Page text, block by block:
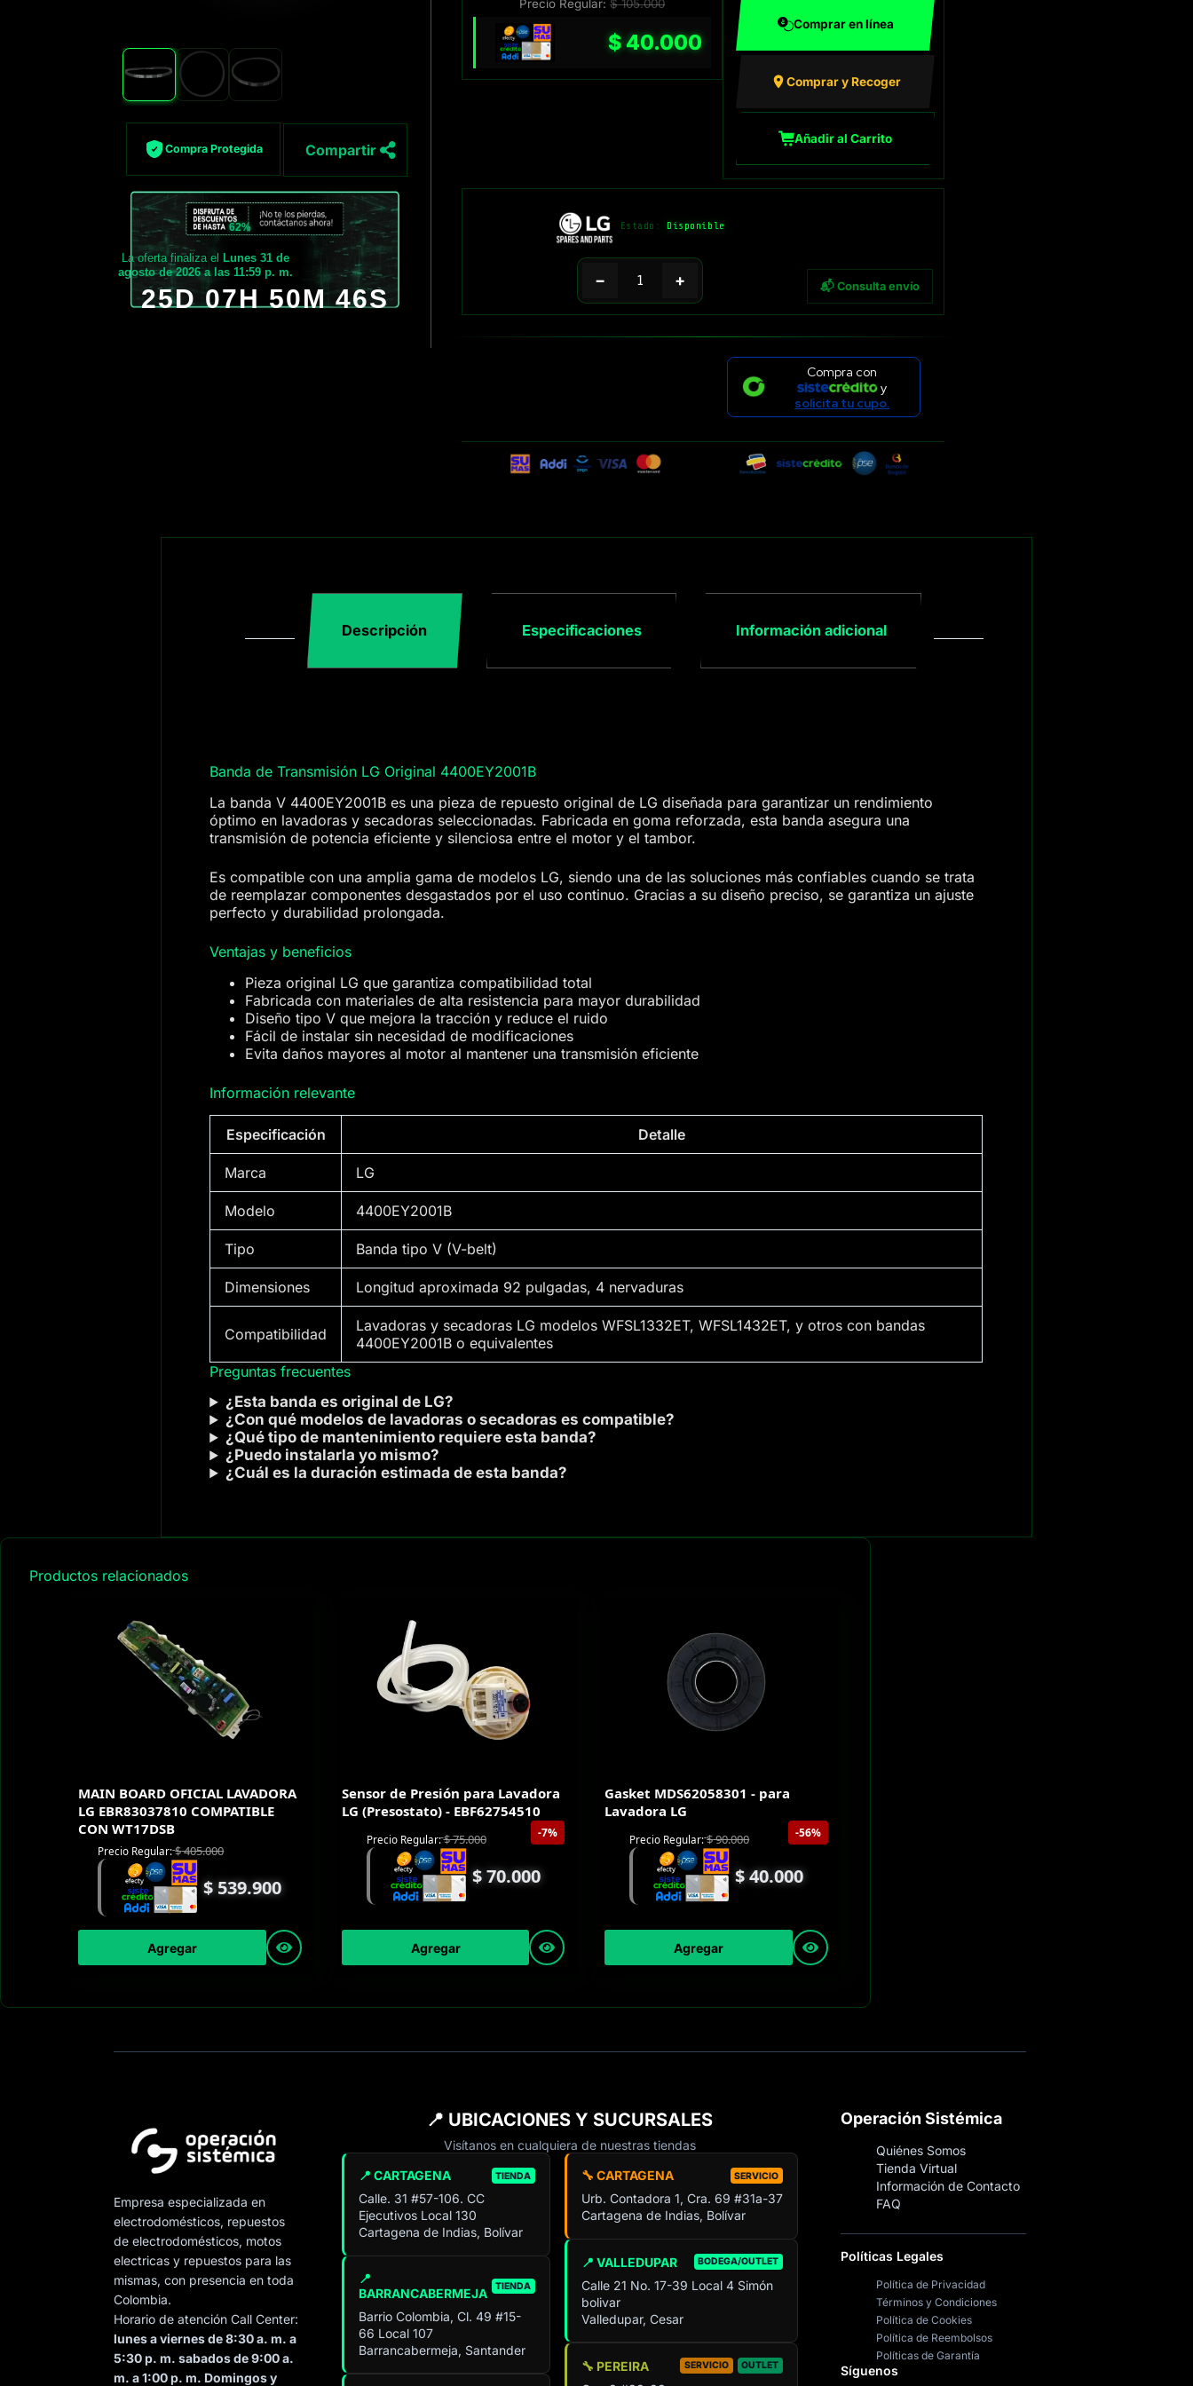
Compra Protegida Compartir
62%
La oferta finaliza el Lunes 31 de
agosto de 2026 a las 11:59 p. m.
25D 07H 50M 45S
Precio Regular:$105.000
$40.000
Comprar en línea
Comprar y Recoger
Añadir al Carrito
Estado: Disponible
− + 📬 Consulta envío
Compra con
y
solicita tu cupo.
Descripción Especificaciones Información adicional
Banda de Transmisión LG Original 4400EY2001B
La banda V 4400EY2001B es una pieza de repuesto original de LG diseñada para garantizar un rendimiento
óptimo en lavadoras y secadoras seleccionadas. Fabricada en goma reforzada, esta banda asegura una
transmisión de potencia eficiente y silenciosa entre el motor y el tambor.
Es compatible con una amplia gama de modelos LG, siendo una de las soluciones más confiables cuando se trata
de reemplazar componentes desgastados por el uso continuo. Gracias a su diseño preciso, se garantiza un ajuste
perfecto y durabilidad prolongada.
Ventajas y beneficios
Pieza original LG que garantiza compatibilidad total
Fabricada con materiales de alta resistencia para mayor durabilidad
Diseño tipo V que mejora la tracción y reduce el ruido
Fácil de instalar sin necesidad de modificaciones
Evita daños mayores al motor al mantener una transmisión eficiente
Información relevante
Especificación Detalle
Marca LG
Modelo 4400EY2001B
Tipo Banda tipo V (V-belt)
Dimensiones Longitud aproximada 92 pulgadas, 4 nervaduras
Compatibilidad
Lavadoras y secadoras LG modelos WFSL1332ET, WFSL1432ET, y otros con bandas
4400EY2001B o equivalentes
Preguntas frecuentes
¿Esta banda es original de LG?
¿Con qué modelos de lavadoras o secadoras es compatible?
¿Qué tipo de mantenimiento requiere esta banda?
¿Puedo instalarla yo mismo?
¿Cuál es la duración estimada de esta banda?
Productos relacionados
MAIN BOARD OFICIAL LAVADORA
LG EBR83037810 COMPATIBLE
CON WT17DSB
Precio Regular:$405.000
$ 539.900
Agregar
Sensor de Presión para Lavadora
LG (Presostato) - EBF62754510
-7%
Precio Regular:$75.000
$70.000
Agregar
Gasket MDS62058301 - para
Lavadora LG
-56%
Precio Regular:$90.000
$40.000
Agregar
Empresa especializada en
electrodomésticos, repuestos
de electrodomésticos, motos
electricas y repuestos para las
mismas, con presencia en toda
Colombia.
Horario de atención Call Center:
lunes a viernes de 8:30 a. m. a
5:30 p. m. sabados de 9:00 a.
m. a 1:00 p. m. Domingos y
📍 UBICACIONES Y SUCURSALES
Visítanos en cualquiera de nuestras tiendas
📍 CARTAGENA TIENDA
Calle. 31 #57-106. CC
Ejecutivos Local 130
Cartagena de Indias, Bolívar
📍
BARRANCABERMEJA
TIENDA
Barrio Colombia, Cl. 49 #15-
66 Local 107
Barrancabermeja, Santander
🔧 CARTAGENA SERVICIO
Urb. Contadora 1, Cra. 69 #31a-37
Cartagena de Indias, Bolívar
📍 VALLEDUPAR BODEGA/OUTLET
Calle 21 No. 17-39 Local 4 Simón
bolivar
Valledupar, Cesar
🔧 PEREIRA SERVICIO OUTLET
Operación Sistémica
Quiénes Somos
Tienda Virtual
Información de Contacto
FAQ
Políticas Legales
Política de Privacidad
Términos y Condiciones
Política de Cookies
Política de Reembolsos
Políticas de Garantía
Síguenos